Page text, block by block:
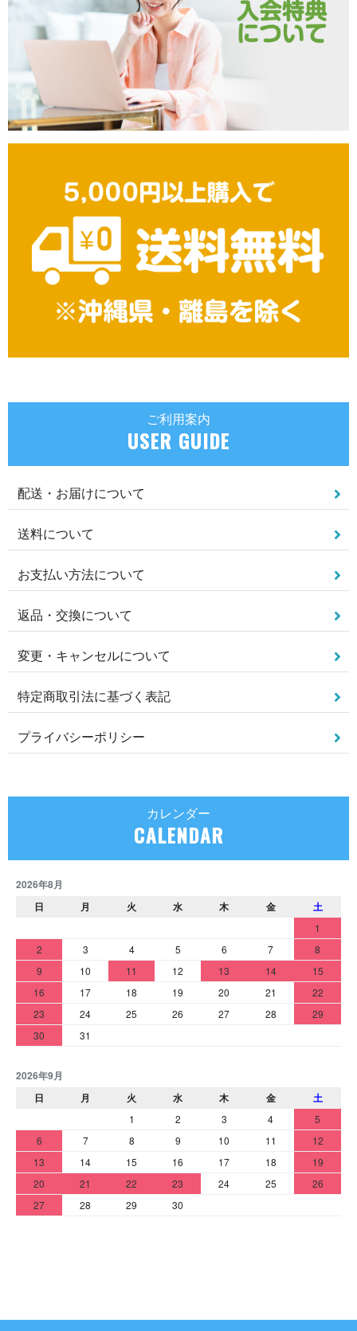
ご利用案内
USER GUIDE
配送・お届けについて
送料について
お支払い方法について
返品・交換について
変更・キャンセルについて
特定商取引法に基づく表記
プライバシーポリシー
カレンダー
CALENDAR
2026年8月
日
月 火 水 木 金 土
1
2
3 4 5 6 7
8
9
10 11 12 13 14
15
16
17 18 19 20 21
22
23
24 25 26 27 28
29
30
31
2026年9月
日
月 火 水 木 金 土
1 2 3 4
5
6
7 8 9 10 11
12
13
14 15 16 17 18
19
20
21 22 23 24 25
26
27
28 29 30